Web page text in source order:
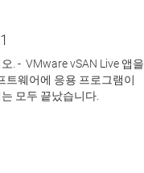
. -  VMware vSAN Live 앱을
트웨어에 응용 프로그램이